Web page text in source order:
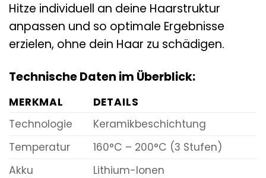
Hitze individuell an deine Haarstruktur
anpassen und so optimale Ergebnisse
erzielen, ohne dein Haar zu schädigen.
Technische Daten im Überblick:
MERKMAL
DETAILS
Technologie
Keramikbeschichtung
Temperatur
160°C – 200°C (3 Stufen)
Akku
Lithium-Ionen